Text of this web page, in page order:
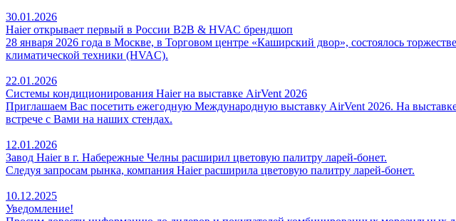
30.01.2026
Haier открывает первый в России B2B & HVAC брендшоп
28 января 2026 года в Москве, в Торговом центре «Каширский двор», состоялось
климатической техники (HVAC).
22.01.2026
Системы кондиционирования Haier на выставке AirVent 2026
Приглашаем Вас посетить ежегодную Международную выставку AirVent 2026. На
встрече с Вами на наших стендах.
12.01.2026
Завод Haier в г. Набережные Челны расширил цветовую палитру ларей-бонет.
Следуя запросам рынка, компания Haier расширила цветовую палитру ларей-бонет.
10.12.2025
Уведомление!